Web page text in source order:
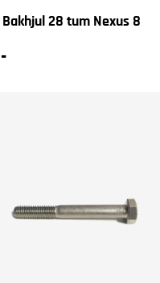
Bakhjul 28 tum Nexus 8